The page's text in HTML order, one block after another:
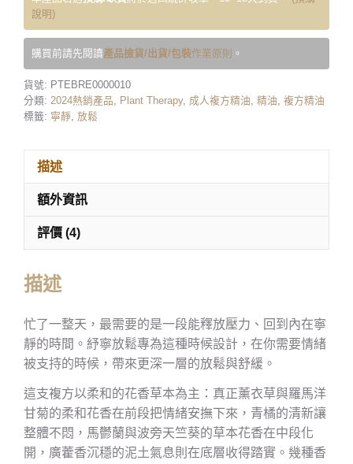
說明)
購買前請先閱讀產品撿貨/出貨/包裝作業原則 。
貨號: PTEBRE0000010
分類: 2024熱銷產品, Plant Therapy, 成人複方精油, 精油, 複方精油
標籤: 寧靜, 放鬆
描述
額外資訊
評價 (4)
描述
忙了一整天，最需要的是一段能釋放壓力、回到內在寧
靜的時間。紓寧放鬆專為這種時候設計，在你需要情緒
被支持的時候，帶來更深一層的放鬆與舒緩。
這支複方以柔和的花香草本為主：真正薰衣草與羅馬洋
甘菊的柔和花香在前段把情緒安撫下來，青橘的清新讓
整體不悶，馬鬱蘭與波旁天竺葵的草本花香在中段化
開，廣藿香沉穩的泥土氣息則在底層收得踏實。幾種香